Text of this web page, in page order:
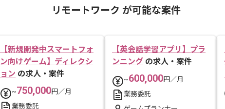
リモートワーク が可能な案件
【新規開発中スマートフォ
ン向けゲーム】ディレクシ
ョン の求人・案件
~750,000円／月
業務委託
【英会話学習アプリ】プラ
ンニング の求人・案件
~600,000円／月
業務委託